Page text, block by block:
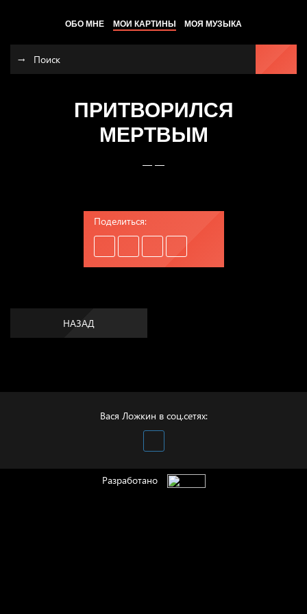
ОБО МНЕ МОИ КАРТИНЫ МОЯ МУЗЫКА
ПРИТВОРИЛСЯ
МЕРТВЫМ
— —
Поделиться:
НАЗАД
Вася Ложкин в соц.сетях:
Разработано